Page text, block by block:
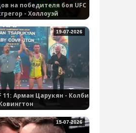
на победителя боя UFC
- Холлоуэй
11: Арман Царукян - Колби
19-07-2026
15-07-2026